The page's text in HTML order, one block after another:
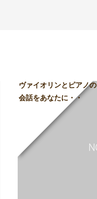
ヴァイオリンとピアノの
会話をあなたに・・